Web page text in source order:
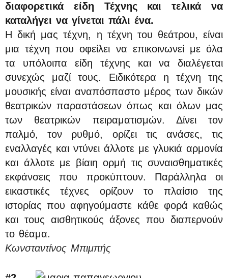
διαφορετικά είδη Τέχνης και τελικά να
καταλήγει να γίνεται πάλι ένα.
Η δική μας τέχνη, η τέχνη του θεάτρου, είναι
μια τέχνη που οφείλει να επικοινωνεί με όλα
τα υπόλοιπα είδη τέχνης και να διαλέγεται
συνεχώς μαζί τους. Ειδικότερα η τέχνη της
μουσικής είναι αναπόσπαστο μέρος των δικών
θεατρικών παραστάσεων όπως και όλων μας
των θεατρικών πειραματισμών. Δίνει τον
παλμό, τον ρυθμό, ορίζει τις ανάσες, τις
εναλλαγές και ντύνει άλλοτε με γλυκιά αρμονία
και άλλοτε με βίαιη ορμή τις συναισθηματικές
εκφάνσεις που προκύπτουν. Παράλληλα οι
εικαστικές τέχνες ορίζουν το πλαίσιο της
ιστορίας που αφηγούμαστε κάθε φορά καθώς
και τους αισθητικούς άξονες που διαπερνούν
το θέαμα.
Κωνσταντίνος Μπιμπής